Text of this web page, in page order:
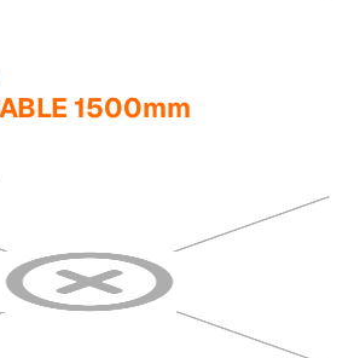
1500mm